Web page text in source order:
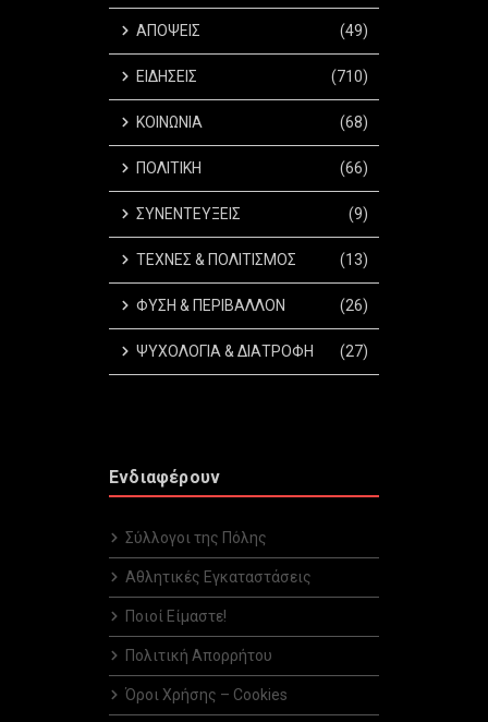
ΑΠΟΨΕΙΣ (49)
ΕΙΔΗΣΕΙΣ (710)
ΚΟΙΝΩΝΙΑ (68)
ΠΟΛΙΤΙΚΗ (66)
ΣΥΝΕΝΤΕΥΞΕΙΣ (9)
ΤΕΧΝΕΣ & ΠΟΛΙΤΙΣΜΟΣ (13)
ΦΥΣΗ & ΠΕΡΙΒΑΛΛΟΝ (26)
ΨΥΧΟΛΟΓΙΑ & ΔΙΑΤΡΟΦΗ (27)
Ενδιαφέρουν
Σύλλογοι της Πόλης
Αθλητικές Εγκαταστάσεις
Ποιοί Είμαστε!
Πολιτική Απορρήτου
Όροι Χρήσης – Cookies